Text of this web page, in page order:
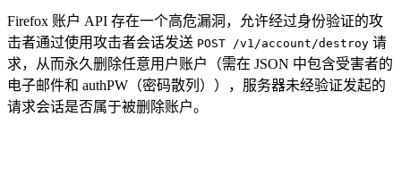
Firefox 账户 API 存在一个高危漏洞，允许经过身份验证的攻
击者通过使用攻击者会话发送 POST /v1/account/destroy 请
求，从而永久删除任意用户账户（需在 JSON 中包含受害者的
电子邮件和 authPW（密码散列）），服务器未经验证发起的
请求会话是否属于被删除账户。